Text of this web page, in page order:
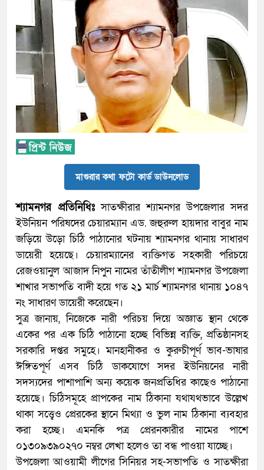
মাগুরার কথা ফটো কার্ড ডাউনলোড
শ্যামনগর প্রতিনিধিঃসাতক্ষীরার শ্যামনগর উপজেলার সদর
ইউনিয়ন পরিষদের চেয়ারম্যান এড. জহুরুল হায়দার বাবুর নাম
জড়িয়ে উড়ো চিঠি পাঠানোর ঘটনায় শ্যামনগর থানায় সাধারণ
ডায়েরী হয়েছে। চেয়ারম্যানের ব্যক্তিগত সহকারী পরিচয়ে
রেজওয়ানুল আজাদ নিপুন নামের তাঁতীলীগ শ্যামনগর উপজেলা
শাখার সভাপতি বাদী হয়ে গত ২১ মার্চ শ্যামনগর থানায় ১০৪৭
নং সাধারণ ডায়েরী করেছেন।
সুত্র জানায়, নিজেকে নারী পরিচয় দিয়ে অজ্ঞাত স্থান থেকে
একের পর এক চিঠি পাঠানো হচ্ছে বিভিন্ন ব্যক্তি, প্রতিষ্ঠানসহ
সরকারি দপ্তর সমুহে। মানহানীকর ও কুরুচীপূর্ণ ভাব-ভাষার
ঈঙ্গিতপূর্ণ এসব চিঠি ডাকযোগে সদর ইউনিয়নের নারী
সদস্যদের পাশাপাশি অন্য কয়েক জনপ্রতিধির কাছেও পাঠানো
হয়েছে। চিঠিসমূহে প্রাপকের নাম ঠিকানা যথাযথভাবে উল্লেখ
থাকা সত্ত্বেও প্রেরকের স্থানে মিথ্যা ও ভুল নাম ঠিকানা ব্যবহার
করা হচ্ছে। এমনকি পত্র প্রেরনকারীর নামের পাশে
০১৩০৯৩৯০২৭০ নম্বর লেখা হলেও তা বন্ধ পাওয়া যাচ্ছে।
উপজেলা আওয়ামী লীগের সিনিয়র সহ-সভাপতি ও সাতক্ষীরা